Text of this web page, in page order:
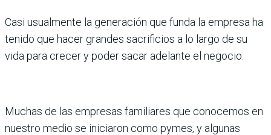
Casi usualmente la generación que funda la empresa ha
tenido que hacer grandes sacrificios a lo largo de su
vida para crecer y poder sacar adelante el negocio.
Muchas de las empresas familiares que conocemos en
nuestro medio se iniciaron como pymes, y algunas